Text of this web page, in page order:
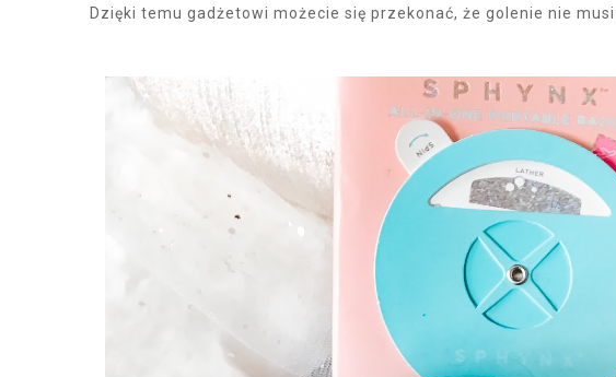
Dzięki temu gadżetowi możecie się przekonać, że golenie nie